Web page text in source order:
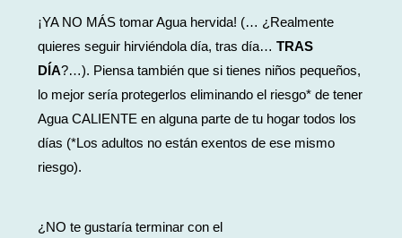
¡YA NO MÁS tomar Agua hervida! (… ¿Realmente
quieres seguir hirviéndola día, tras día…TRAS
DÍA?…). Piensa también que si tienes niños pequeños,
lo mejor sería protegerlos eliminando el riesgo* de tener
Agua CALIENTE en alguna parte de tu hogar todos los
días (*Los adultos no están exentos de ese mismo
riesgo).
¿NO te gustaría terminar con el